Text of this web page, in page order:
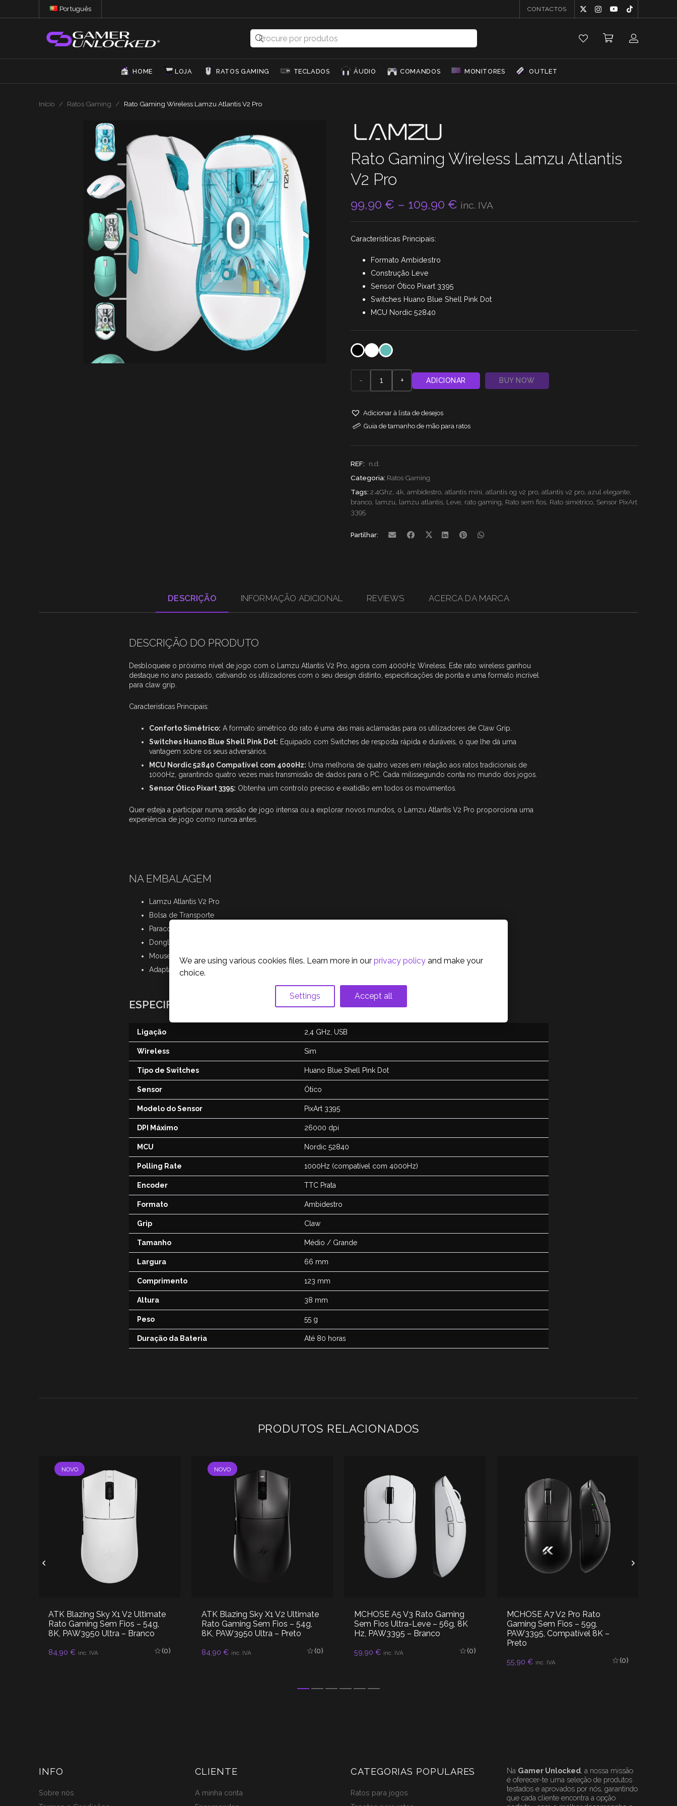
Português CONTACTOS
HOME LOJA RATOS GAMING TECLADOS ÁUDIO COMANDOS MONITORES OUTLET
Início / Ratos Gaming / Rato Gaming Wireless Lamzu Atlantis V2 Pro
Rato Gaming Wireless Lamzu Atlantis
V2 Pro
99,90 € – 109,90 € Price
inc. IVA
Características Principais:
Formato Ambidestro
Construção Leve
Sensor Ótico Pixart 3395
Switches Huano Blue Shell Pink Dot
MCU Nordic 52840
Quantidade
Rato
Wireless
Lamzu
Atlantis
Pro
ADICIONAR BUY NOW
Adicionar à lista de desejos
Guia de tamanho de mão para ratos
REF:
n.d.
Categoria: Ratos Gaming
Tags: 2.4Ghz, 4k, ambidestro, atlantis mini, atlantis og v2 pro, atlantis v2 pro, azul elegante,
branco, lamzu, lamzu atlantis, Leve, rato gaming, Rato sem fios, Rato simétrico, Sensor PixArt
3395
Partilhar:
DESCRIÇÃO INFORMAÇÃO ADICIONAL REVIEWS ACERCA DA MARCA
DESCRIÇÃO DO PRODUTO
Desbloqueie o próximo nível de jogo com o Lamzu Atlantis V2 Pro, agora com 4000Hz Wireless. Este rato wireless ganhou
destaque no ano passado, cativando os utilizadores com o seu design distinto, especificações de ponta e uma formato incrível
para claw grip.
Características Principais:
Conforto Simétrico: A formato simétrico do rato é uma das mais aclamadas para os utilizadores de Claw Grip.
Switches Huano Blue Shell Pink Dot: Equipado com Switches de resposta rápida e duráveis, o que lhe dá uma
vantagem sobre os seus adversários.
MCU Nordic 52840 Compatível com 4000Hz: Uma melhoria de quatro vezes em relação aos ratos tradicionais de
1000Hz, garantindo quatro vezes mais transmissão de dados para o PC. Cada milissegundo conta no mundo dos jogos.
Sensor Ótico Pixart 3395: Obtenha um controlo preciso e exatidão em todos os movimentos.
Quer esteja a participar numa sessão de jogo intensa ou a explorar novos mundos, o Lamzu Atlantis V2 Pro proporciona uma
experiência de jogo como nunca antes.
NA EMBALAGEM
Lamzu Atlantis V2 Pro
Bolsa de Transporte
Paracord Tipo-C
Dongle USB
Mouse Feets em PTFE
Adaptador
ESPECIFICAÇÕES
Ligação 2,4 GHz, USB
Wireless Sim
Tipo de Switches Huano Blue Shell Pink Dot
Sensor Ótico
Modelo do Sensor PixArt 3395
DPI Máximo 26000 dpi
MCU Nordic 52840
Polling Rate 1000Hz (compatível com 4000Hz)
Encoder TTC Prata
Formato Ambidestro
Grip Claw
Tamanho Médio / Grande
Largura 66 mm
Comprimento 123 mm
Altura 38 mm
Peso 55 g
Duração da Bateria Até 80 horas
PRODUTOS RELACIONADOS
NOVO
ATK Blazing Sky X1 V2 Ultimate
Rato Gaming Sem Fios – 54g,
8K, PAW3950 Ultra – Branco
84,90€ inc. IVA (0)
NOVO
ATK Blazing Sky X1 V2 Ultimate
Rato Gaming Sem Fios – 54g,
8K, PAW3950 Ultra – Preto
84,90 € inc. IVA (0)
MCHOSE A5 V3 Rato Gaming
Sem Fios Ultra-Leve – 56g, 8K
Hz, PAW3395 – Branco
59,90 € inc. IVA (0)
MCHOSE A7 V2 Pro Rato
Gaming Sem Fios – 59g,
PAW3395, Compatível 8K –
Preto
55,90 € inc. IVA (0)
ADICIONAR
INFO
Sobre nós
CLIENTE
A minha conta
CATEGORIAS POPULARES
Ratos para jogos
Na Gamer Unlocked, a nossa missão
é oferecer-te uma seleção de produtos
testados e aprovados por nós, garantindo
que cada cliente encontra a opção
We are using various cookies files. Learn more in our privacy policy and make your
choice.
Settings Accept all